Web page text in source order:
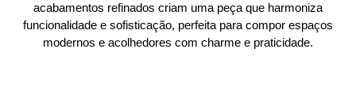
acabamentos refinados criam uma peça que harmoniza
funcionalidade e sofisticação, perfeita para compor espaços
modernos e acolhedores com charme e praticidade.